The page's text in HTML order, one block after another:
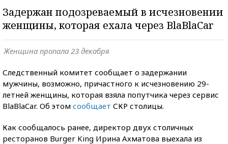
Задержан подозреваемый в исчезновении
женщины, которая ехала через BlaBlaCar
Женщина пропала 23 декабря
Следственный комитет сообщает о задержании
мужчины, возможно, причастного к исчезновению 29-
летней женщины, которая взяла попутчика через сервис
BlaBlaCar. Об этом сообщает СКР столицы.
Как сообщалось ранее, директор двух столичных
ресторанов Burger King Ирина Ахматова выехала из